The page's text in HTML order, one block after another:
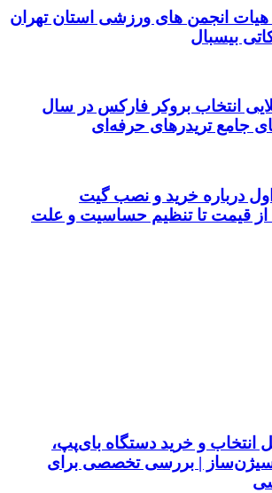
هیات انجمن های ورزشی استان تهران
بیسبال
انتخاب بروکر فارکس در سال
درباره خرید و نصب گیت
قیمت تا تنظیم حساسیت و علت
انتخاب و خرید دستگاه بای‌پپ،
| بررسی تخصصی برای